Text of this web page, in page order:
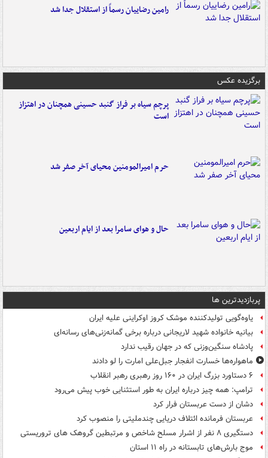
رامین رضاییان رسماً از استقلال جدا شد
برگزیده عکس
پرچم سیاه بر فراز گنبد حسینی همچنان در اهتزاز
است
حرم امیرالمومنین محیای آخر صفر شد
حال و هوای سامرا بعد از ایام اربعین
پربازدیدترین ها
یاوه‌گویی تولیدکننده موشک کروز اوکراینی علیه ایران
بیانیه خانواده شهید لاریجانی درباره برخی گمانه‌زنی‌های رسانه‌ای
پادشاه سنگین‌وزنی که در جهان رقیب ندارد
ماهواره‌ها خسارت انفجار جبل‌علی امارت را لو دادند
۶ دستاورد بزرگ ایران در ۱۶۰ روز رهبری رهبر انقلاب
ترامپ: همه چیز درباره ایران به طور استثنایی خوب پیش می‌رود
دشان از دست عربستان فرار کرد
عربستان فرمانده ائتلاف دریایی چندملیتی را منصوب کرد
دستگیری ۸ نفر از اشرار مسلح شاخص و مرتبطین گروهک های تروریستی
موج بارش‌های تابستانه در راه ۱۱ استان